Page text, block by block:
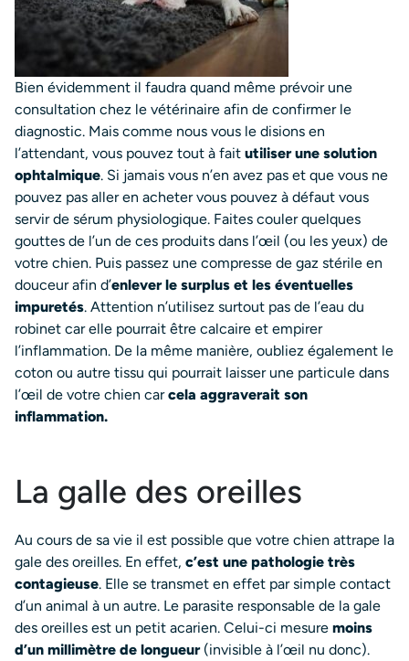
Bien évidemment il faudra quand même prévoir une
consultation chez le vétérinaire afin de confirmer le
diagnostic. Mais comme nous vous le disions en
l’attendant, vous pouvez tout à fait utiliser une solution
ophtalmique. Si jamais vous n’en avez pas et que vous ne
pouvez pas aller en acheter vous pouvez à défaut vous
servir de sérum physiologique. Faites couler quelques
gouttes de l’un de ces produits dans l’œil (ou les yeux) de
votre chien. Puis passez une compresse de gaz stérile en
douceur afin d’enlever le surplus et les éventuelles
impuretés. Attention n’utilisez surtout pas de l’eau du
robinet car elle pourrait être calcaire et empirer
l’inflammation. De la même manière, oubliez également le
coton ou autre tissu qui pourrait laisser une particule dans
l’œil de votre chien carcela aggraverait son
inflammation.
La galle des oreilles
Au cours de sa vie il est possible que votre chien attrape la
gale des oreilles. En effet, c’est une pathologie très
contagieuse. Elle se transmet en effet par simple contact
d’un animal à un autre. Le parasite responsable de la gale
des oreilles est un petit acarien. Celui-ci mesure moins
d’un millimètre de longueur(invisible à l’œil nu donc).